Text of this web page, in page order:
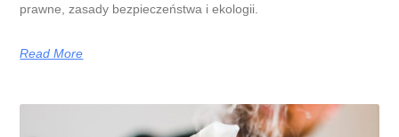
prawne, zasady bezpieczeństwa i ekologii.
Read More